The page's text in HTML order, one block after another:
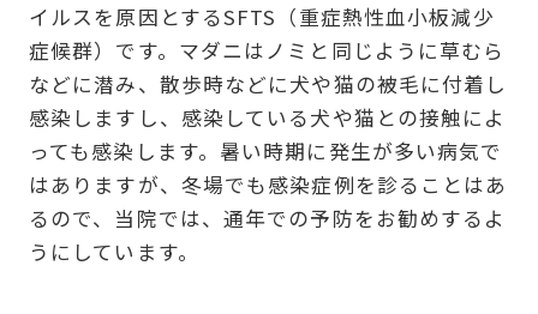
イルスを原因とするSFTS（重症熱性血小板減少
症候群）です。マダニはノミと同じように草むら
などに潜み、散歩時などに犬や猫の被毛に付着し
感染しますし、感染している犬や猫との接触によ
っても感染します。暑い時期に発生が多い病気で
はありますが、冬場でも感染症例を診ることはあ
るので、当院では、通年での予防をお勧めするよ
うにしています。